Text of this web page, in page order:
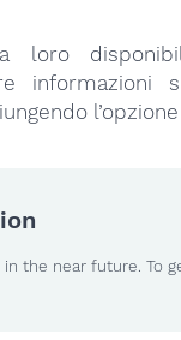
loro
informazioni
l’opzione
the near future. To